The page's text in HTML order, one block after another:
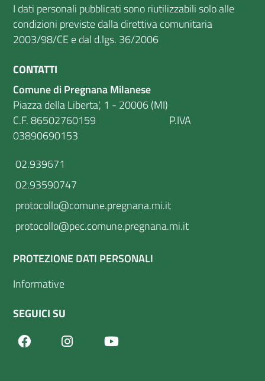
I dati personali pubblicati sono riutilizzabili solo alle
condizioni previste dalla direttiva comunitaria
2003/98/CE e dal d.lgs. 36/2006
CONTATTI
Comune di Pregnana Milanese
Piazza della Liberta', 1 - 20006 (MI)
C.F. 86502760159 P.IVA
03890690153
02.939671
02.93590747
protocollo@comune.pregnana.mi.it
protocollo@pec.comune.pregnana.mi.it
PROTEZIONE DATI PERSONALI
Informative
SEGUICI SU
FacebookInstagram